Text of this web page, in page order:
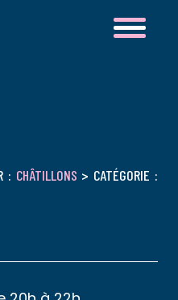
: CHÂTILLONS > CATÉGORIE :